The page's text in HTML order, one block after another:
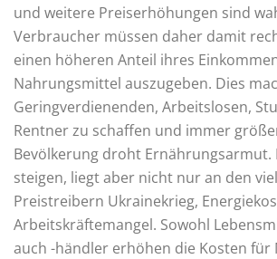
und weitere Preiserhöhungen sind
Verbraucher müssen daher damit
einen höheren Anteil ihres
Nahrungsmittel auszugeben. Dies
Geringverdienenden, Arbeitslosen,
Rentner zu schaffen und immer
Bevölkerung droht Ernährungsarmut.
steigen, liegt aber nicht nur an den
Preistreibern Ukrainekrieg,
Arbeitskräftemangel. Sowohl
auch -händler erhöhen die Kosten für